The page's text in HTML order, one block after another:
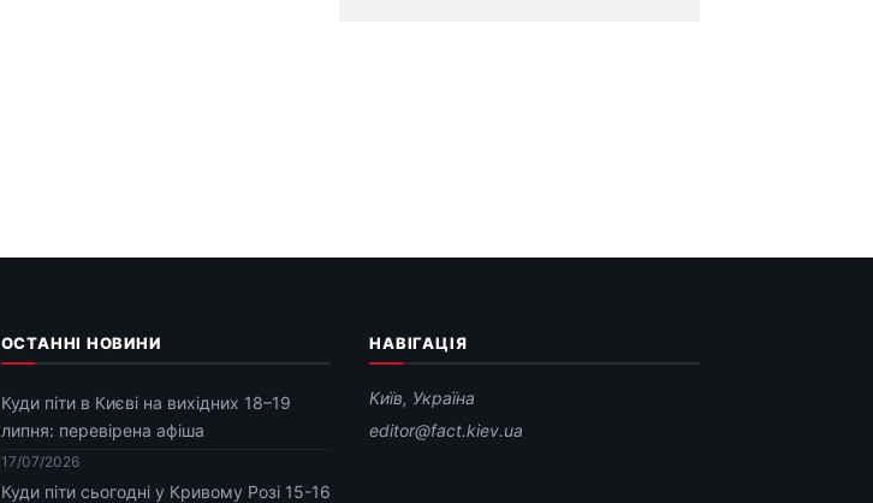
ОСТАННІ НОВИНИ
Куди піти в Києві на вихідних 18–19
липня: перевірена афіша
17/07/2026
Куди піти сьогодні у Кривому Розі 15-16
НАВІГАЦІЯ
Київ, Україна
editor@fact.kiev.ua